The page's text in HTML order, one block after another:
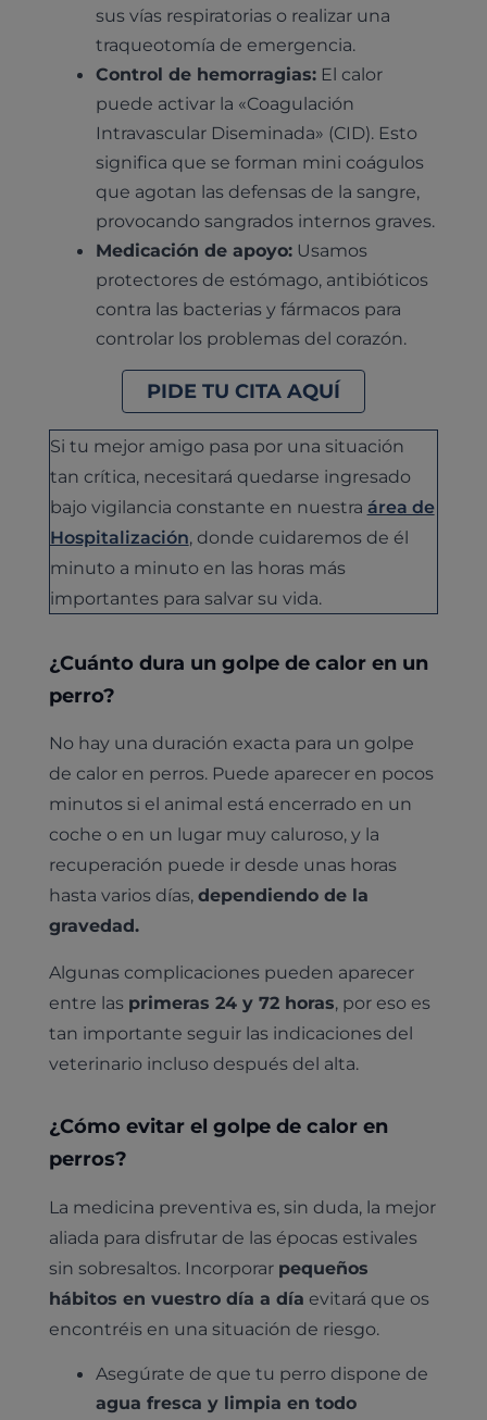
sus vías respiratorias o realizar una
traqueotomía de emergencia.
Control de hemorragias: El calor
puede activar la «Coagulación
Intravascular Diseminada» (CID). Esto
significa que se forman mini coágulos
que agotan las defensas de la sangre,
provocando sangrados internos graves.
Medicación de apoyo: Usamos
protectores de estómago, antibióticos
contra las bacterias y fármacos para
controlar los problemas del corazón.
PIDE TU CITA AQUÍ
Si tu mejor amigo pasa por una situación
tan crítica, necesitará quedarse ingresado
bajo vigilancia constante en nuestra área de
Hospitalización, donde cuidaremos de él
minuto a minuto en las horas más
importantes para salvar su vida.
¿Cuánto dura un golpe de calor en un
perro?
No hay una duración exacta para un golpe
de calor en perros. Puede aparecer en pocos
minutos si el animal está encerrado en un
coche o en un lugar muy caluroso, y la
recuperación puede ir desde unas horas
hasta varios días, dependiendo de la
gravedad.
Algunas complicaciones pueden aparecer
entre las primeras 24 y 72 horas, por eso es
tan importante seguir las indicaciones del
veterinario incluso después del alta.
¿Cómo evitar el golpe de calor en
perros?
La medicina preventiva es, sin duda, la mejor
aliada para disfrutar de las épocas estivales
sin sobresaltos. Incorporar pequeños
hábitos en vuestro día a día evitará que os
encontréis en una situación de riesgo.
Asegúrate de que tu perro dispone de
agua fresca y limpia en todo